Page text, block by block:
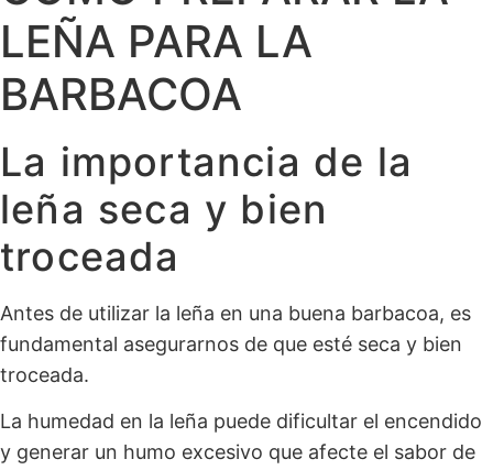
LEÑA PARA LA
BARBACOA
La importancia de la
leña seca y bien
troceada
Antes de utilizar la leña en una buena barbacoa, es
fundamental asegurarnos de que esté seca y bien
troceada.
La humedad en la leña puede dificultar el encendido
y generar un humo excesivo que afecte el sabor de